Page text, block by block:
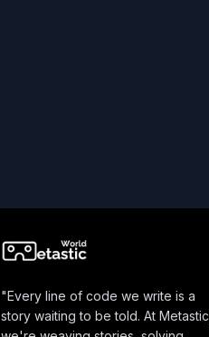
"Every line of code we write is a
story waiting to be told. At Metastic,